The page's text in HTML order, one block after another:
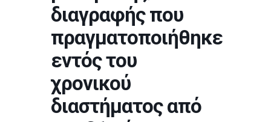
διαγραφής που
πραγματοποιήθηκε
εντός του
χρονικού
διαστήματος από